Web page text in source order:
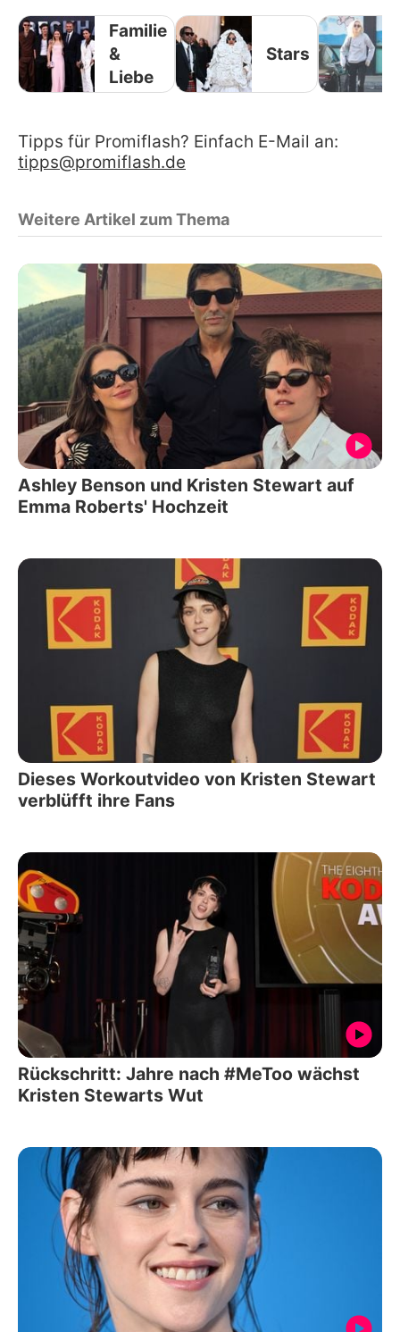
Familie
&
Liebe
Stars
Tipps für Promiflash? Einfach E-Mail an:
tipps@promiflash.de
Weitere Artikel zum Thema
Ashley Benson und Kristen Stewart auf
Emma Roberts' Hochzeit
Dieses Workoutvideo von Kristen Stewart
verblüfft ihre Fans
Rückschritt: Jahre nach #MeToo wächst
Kristen Stewarts Wut